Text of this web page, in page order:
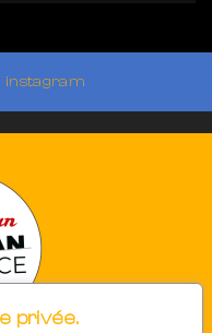
privée.
instagram